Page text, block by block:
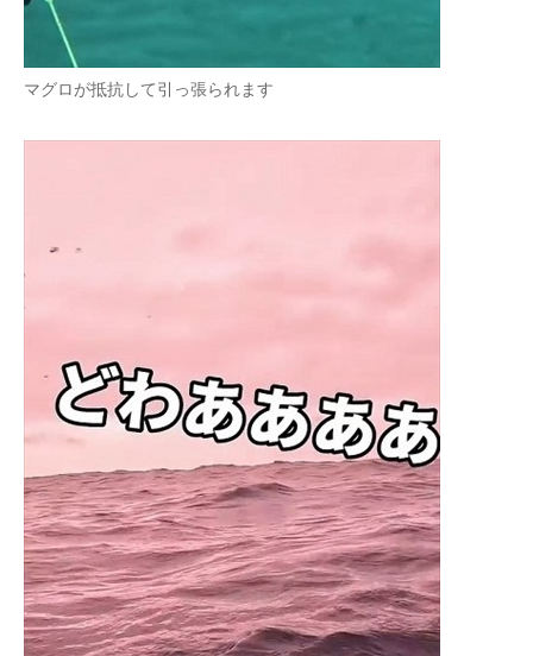
マグロが抵抗して引っ張られます